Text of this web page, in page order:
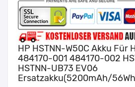
HP HSTNN-W50C Akku Für
484170-001 484170-002
HSTNN-UB73 EV06
Ersatzakku(5200mAh/